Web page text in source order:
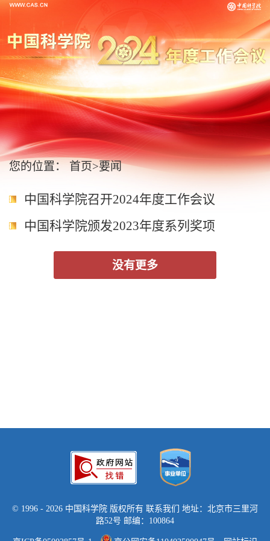
您的位置： 首页>要闻
中国科学院召开2024年度工作会议
中国科学院颁发2023年度系列奖项
没有更多
© 1996 - 2026 中国科学院 版权所有 联系我们
地址：北京市三里河
路52号 邮编：100864